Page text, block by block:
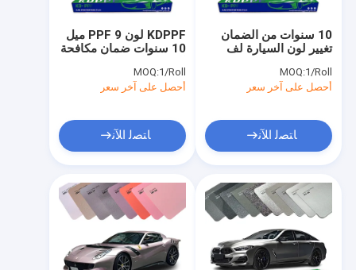
فيلم حماية الطلاء من ألياف الكربون
أدوات PPF الكربون المزورة
أغلفة الفينيل للسيارات
فيلم حماية الزجاج الأمامي
طلاء نوافذ السيارات
فيلم PPF الآلي
فيلم TPU سيارة
KDPPF لون PPF 9 ميل
10 سنوات ضمان مكافحة
الفيلم الفينيلي للسيارات
الهيدروفوبي
MOQ:1/Roll
أحصل على آخر سعر
ﺎﺘﺼﻟ ﺍﻶﻧ
10 سنوات من الضمان
تغيير لون السيارة لف
متطاطية النهاية
هيدروفوبيك مضادة للبقع
MOQ:1/Roll
أحصل على آخر سعر
ﺎﺘﺼﻟ ﺍﻶﻧ